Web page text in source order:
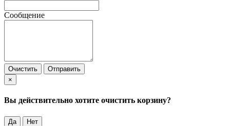
Сообщение
Очистить
Отправить
×
Вы действительно хотите очистить корзину?
Да Нет